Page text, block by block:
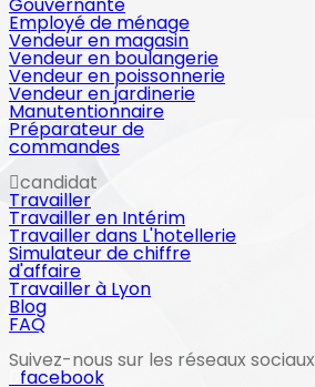
Employé de ménage
Vendeur en magasin
Vendeur en boulangerie
Vendeur en poissonnerie
Vendeur en jardinerie
Manutentionnaire
Préparateur de
commandes
candidat
Travailler
Travailler en Intérim
Travailler dans L'hotellerie
Simulateur de chiffre
d'affaire
Travailler à Lyon
Blog
FAQ
Suivez-nous sur les réseaux sociaux
facebook